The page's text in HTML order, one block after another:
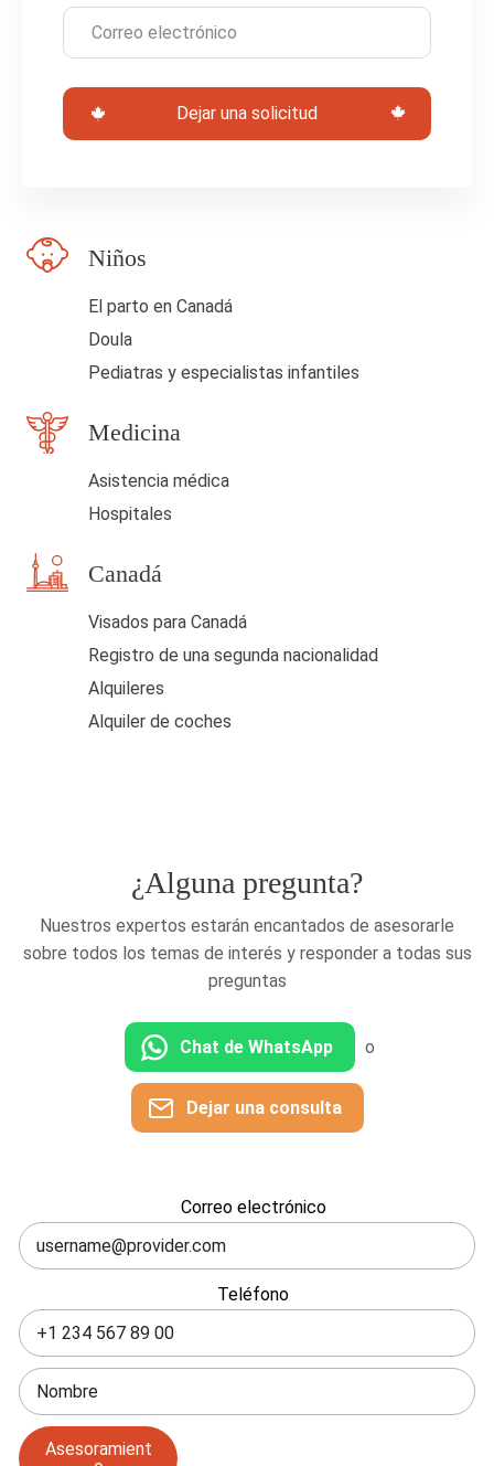
t
e
c
e
Dejar una solicitud
Niños
El parto en Canadá
Doula
Pediatras y especialistas infantiles
Medicina
Asistencia médica
Hospitales
Canadá
Visados para Canadá
Registro de una segunda nacionalidad
Alquileres
Alquiler de coches
¿Alguna pregunta?
Nuestros expertos estarán encantados de asesorarle
sobre todos los temas de interés y responder a todas sus
preguntas
Chat de WhatsApp o
Dejar una consulta
este
campo
blanco
Correo electrónico
Teléfono
Asesoramient